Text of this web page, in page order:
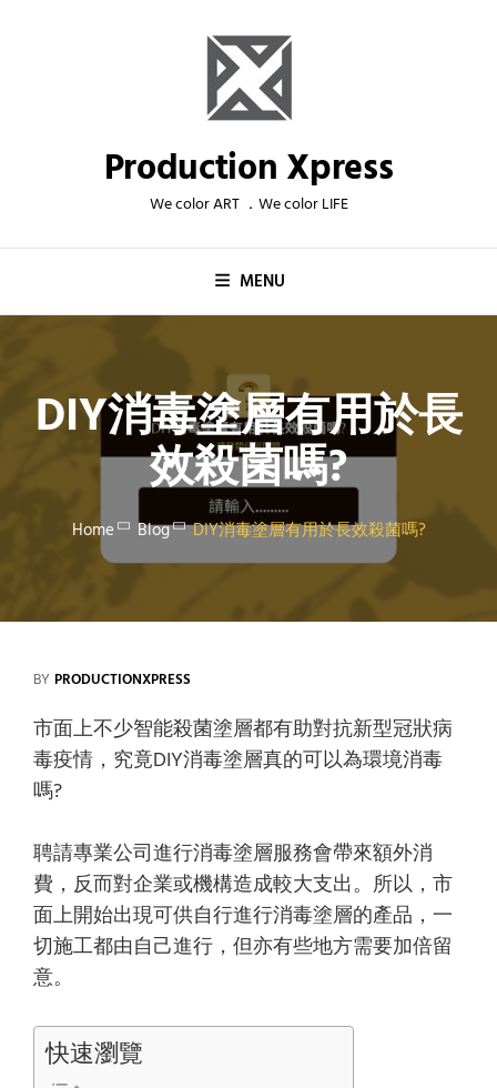
Production Xpress
We color ART ．We color LIFE
MENU
DIY消毒塗層有用於長
效殺菌嗎?
Home Blog DIY消毒塗層有用於長效殺菌嗎?
BY PRODUCTIONXPRESS
市面上不少智能殺菌塗層都有助對抗新型冠狀病
毒疫情，究竟DIY消毒塗層真的可以為環境消毒
嗎?
聘請專業公司進行消毒塗層服務會帶來額外消
費，反而對企業或機構造成較大支出。所以，市
面上開始出現可供自行進行消毒塗層的產品，一
切施工都由自己進行，但亦有些地方需要加倍留
意。
快速瀏覽